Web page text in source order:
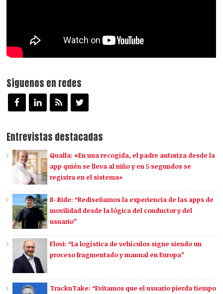
Síguenos en redes
Entrevistas destacadas
Qualla: «En una recogida, el padre autoriza desde la
app quién se lleva al niño y en 5 segundos se
registra en el sistema»
B-Ride: “Rediseñamos la experiencia de las apps de
movilidad desde la lógica del conductor y del
usuario”
Flovi: “La logística de vehículos sigue siendo un
proceso fragmentado y manual en Europa”
TracknTake: “Evitamos que el usuario pierda tiempo